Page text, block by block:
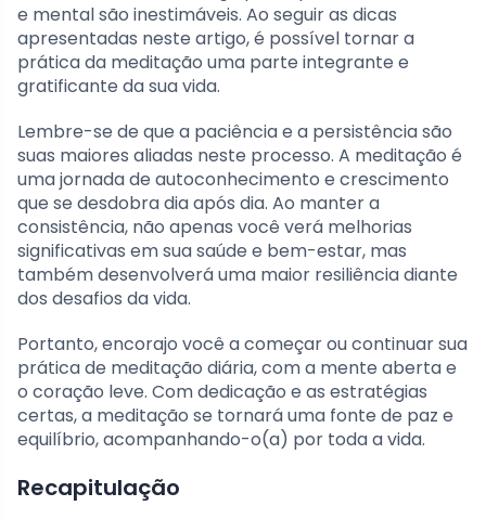
e mental são inestimáveis. Ao seguir as dicas
apresentadas neste artigo, é possível tornar a
prática da meditação uma parte integrante e
gratificante da sua vida.
Lembre-se de que a paciência e a persistência são
suas maiores aliadas neste processo. A meditação é
uma jornada de autoconhecimento e crescimento
que se desdobra dia após dia. Ao manter a
consistência, não apenas você verá melhorias
significativas em sua saúde e bem-estar, mas
também desenvolverá uma maior resiliência diante
dos desafios da vida.
Portanto, encorajo você a começar ou continuar sua
prática de meditação diária, com a mente aberta e
o coração leve. Com dedicação e as estratégias
certas, a meditação se tornará uma fonte de paz e
equilíbrio, acompanhando-o(a) por toda a vida.
Recapitulação